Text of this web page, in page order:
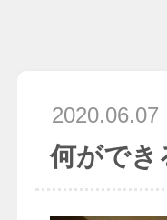
2020.06.07
何ができ